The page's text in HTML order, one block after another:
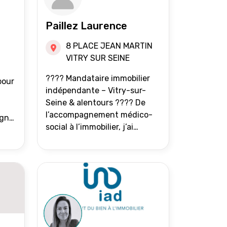
Paillez Laurence
8 PLACE JEAN MARTIN
VITRY SUR SEINE
???? Mandataire immobilier
indépendante – Vitry-sur-
Seine & alentours ???? De
l’accompagnement médico-
social à l’immobilier, j’ai
gens à avancer sereinement.
Aujourd’hui, j’accompagne
mes clients avec franchise,
écoute et énergie pour
vendre ou acheter leur bien
immobilier. ???? 300 familles
accompagnées en 8 ans, 90 %